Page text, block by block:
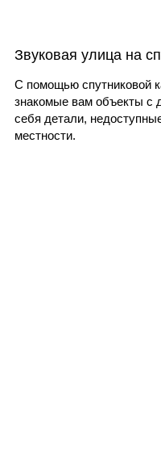
Звуковая улица на
С помощью спутниковой
знакомые вам объекты с
себя детали,
местности.